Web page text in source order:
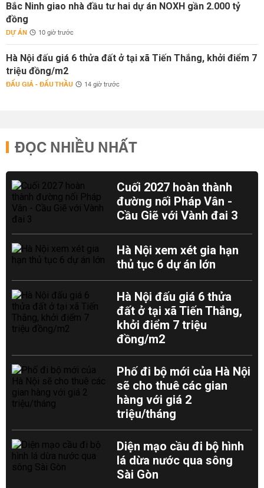
Bắc Ninh giao nhà đầu tư hai dự án NOXH gần 2.000 tỷ
đồng
DỰ ÁN 10 giờ trước
Hà Nội đấu giá 6 thửa đất ở tại xã Tiến Thắng, khởi điểm 7
triệu đồng/m2
ĐẤU GIÁ - ĐẤU THẦU 14 giờ trước
ĐỌC NHIỀU NHẤT
Cuối 2027 hoàn thành
đường nối Pháp Vân -
Cầu Giẽ với Vành đai 3
Hà Nội xem xét gia hạn
thủ tục 6 dự án lớn
Hà Nội đấu giá 6 thửa
đất ở tại xã Tiến Thắng,
khởi điểm 7 triệu
đồng/m2
Phố đi bộ mới của Hà Nội
sẽ cho thuê các gian
hàng với giá 2
triệu/tháng
Diện mạo cầu đi bộ hình
lá dừa nước qua sông
Sài Gòn